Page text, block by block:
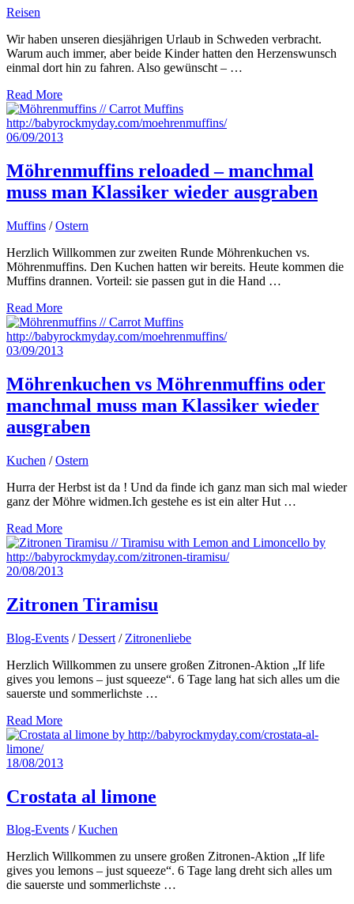
Reisen
Wir haben unseren diesjährigen Urlaub in Schweden verbracht.
Warum auch immer, aber beide Kinder hatten den Herzenswunsch
einmal dort hin zu fahren. Also gewünscht – …
Read More
06/09/2013
Möhrenmuffins reloaded – manchmal
muss man Klassiker wieder ausgraben
Muffins /Ostern
Herzlich Willkommen zur zweiten Runde Möhrenkuchen vs.
Möhrenmuffins. Den Kuchen hatten wir bereits. Heute kommen die
Muffins drannen. Vorteil: sie passen gut in die Hand …
Read More
03/09/2013
Möhrenkuchen vs Möhrenmuffins oder
manchmal muss man Klassiker wieder
ausgraben
Kuchen /Ostern
Hurra der Herbst ist da ! Und da finde ich ganz man sich mal wieder
ganz der Möhre widmen.Ich gestehe es ist ein alter Hut …
Read More
20/08/2013
Zitronen Tiramisu
Blog-Events /Dessert / Zitronenliebe
Herzlich Willkommen zu unsere großen Zitronen-Aktion „If life
gives you lemons – just squeeze“. 6 Tage lang hat sich alles um die
sauerste und sommerlichste …
Read More
18/08/2013
Crostata al limone
Blog-Events /Kuchen
Herzlich Willkommen zu unsere großen Zitronen-Aktion „If life
gives you lemons – just squeeze“. 6 Tage lang dreht sich alles um
die sauerste und sommerlichste …